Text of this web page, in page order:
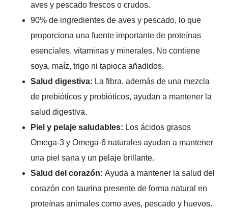
aves y pescado frescos o crudos.
90% de ingredientes de aves y pescado, lo que
proporciona una fuente importante de proteínas
esenciales, vitaminas y minerales. No contiene
soya, maíz, trigo ni tapioca añadidos.
Salud digestiva: La fibra, además de una mezcla
de prebióticos y probióticos, ayudan a mantener la
salud digestiva.
Piel y pelaje saludables: Los ácidos grasos
Omega-3 y Omega-6 naturales ayudan a mantener
una piel sana y un pelaje brillante.
Salud del corazón: Ayuda a mantener la salud del
corazón con taurina presente de forma natural en
proteínas animales como aves, pescado y huevos.